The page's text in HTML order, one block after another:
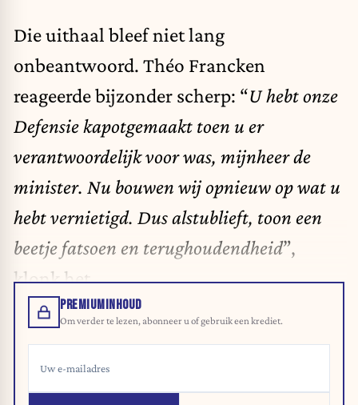
Die uithaal bleef niet lang
onbeantwoord. Théo Francken
reageerde bijzonder scherp: “U hebt onze
Defensie kapotgemaakt toen u er
verantwoordelijk voor was, mijnheer de
minister. Nu bouwen wij opnieuw op wat u
hebt vernietigd. Dus alstublieft, toon een
beetje fatsoen en terughoudendheid”,
klonk het.
PREMIUMINHOUD
Om verder te lezen, abonneer u of gebruik een krediet.